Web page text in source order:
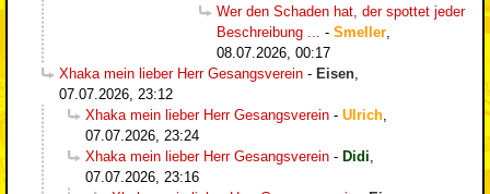
Wer den Schaden hat, der spottet jeder
Beschreibung ...
- Smeller
08.07.2026, 00:17
Xhaka mein lieber Herr Gesangsverein - Eisen
07.07.2026, 23:12
Xhaka mein lieber Herr Gesangsverein - Ulrich
07.07.2026, 23:24
Xhaka mein lieber Herr Gesangsverein - Didi
07.07.2026, 23:16